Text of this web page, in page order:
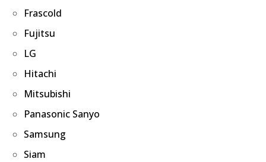
Frascold
Fujitsu
LG
Hitachi
Mitsubishi
Panasonic Sanyo
Samsung
Siam